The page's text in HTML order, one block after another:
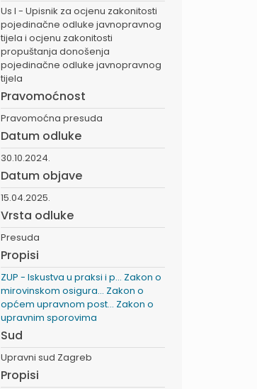
Us I - Upisnik za ocjenu zakonitosti
pojedinačne odluke javnopravnog
tijela i ocjenu zakonitosti
propuštanja donošenja
pojedinačne odluke javnopravnog
tijela
Pravomoćnost
Pravomoćna presuda
Datum odluke
30.10.2024.
Datum objave
15.04.2025.
Vrsta odluke
Presuda
Propisi
ZUP - Iskustva u praksi i p... Zakon o
mirovinskom osigura... Zakon o
općem upravnom post... Zakon o
upravnim sporovima
Sud
Upravni sud Zagreb
Propisi